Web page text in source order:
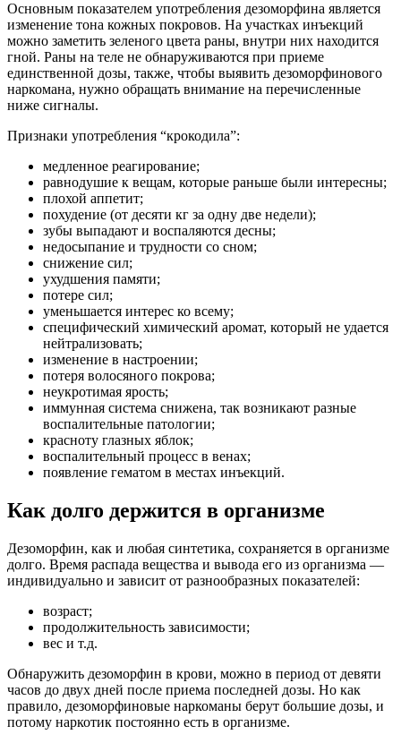
Основным показателем употребления дезоморфина является
изменение тона кожных покровов. На участках инъекций
можно заметить зеленого цвета раны, внутри них находится
гной. Раны на теле не обнаруживаются при приеме
единственной дозы, также, чтобы выявить дезоморфинового
наркомана, нужно обращать внимание на перечисленные
ниже сигналы.
Признаки употребления “крокодила”:
медленное реагирование;
равнодушие к вещам, которые раньше были интересны;
плохой аппетит;
похудение (от десяти кг за одну две недели);
зубы выпадают и воспаляются десны;
недосыпание и трудности со сном;
снижение сил;
ухудшения памяти;
потере сил;
уменьшается интерес ко всему;
специфический химический аромат, который не удается
нейтрализовать;
изменение в настроении;
потеря волосяного покрова;
неукротимая ярость;
иммунная система снижена, так возникают разные
воспалительные патологии;
красноту глазных яблок;
воспалительный процесс в венах;
появление гематом в местах инъекций.
Как долго держится в организме
Дезоморфин, как и любая синтетика, сохраняется в организме
долго. Время распада вещества и вывода его из организма —
индивидуально и зависит от разнообразных показателей:
возраст;
продолжительность зависимости;
вес и т.д.
Обнаружить дезоморфин в крови, можно в период от девяти
часов до двух дней после приема последней дозы. Но как
правило, дезоморфиновые наркоманы берут большие дозы, и
потому наркотик постоянно есть в организме.